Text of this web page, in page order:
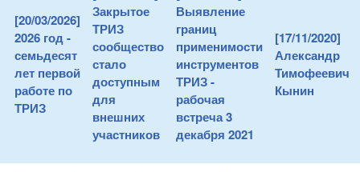
[20/03/2026]
2026 год -
семьдесят
лет первой
работе по
ТРИЗ
Закрытое
ТРИЗ
сообщество
стало
доступным
для
внешних
участников
Выявление
границ
применимости
инструментов
ТРИЗ -
рабочая
встреча 3
декабря 2021
[17/11/2020]
Александр
Тимофеевич
Кынин